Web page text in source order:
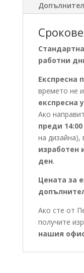
работни
Експресна
времето не
експресна
Ако
преди 14:00
на
изработен
ден.
Цената за
Ако сте от
получите
нашия